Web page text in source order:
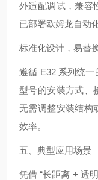
外适配调试，兼容
已部署欧姆龙自动
标准化设计，易替
遵循 E32 系列统
型号的安装方式、
无需调整安装结构
效率。
五、典型应用场景
凭借 “长距离 + 透